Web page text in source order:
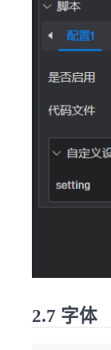
2.7 字体